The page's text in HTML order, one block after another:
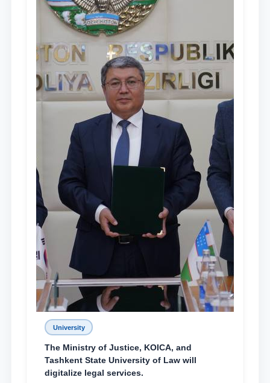
University
The Ministry of Justice, KOICA, and
Tashkent State University of Law will
digitalize legal services.